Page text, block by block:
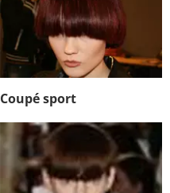
Coupé sport